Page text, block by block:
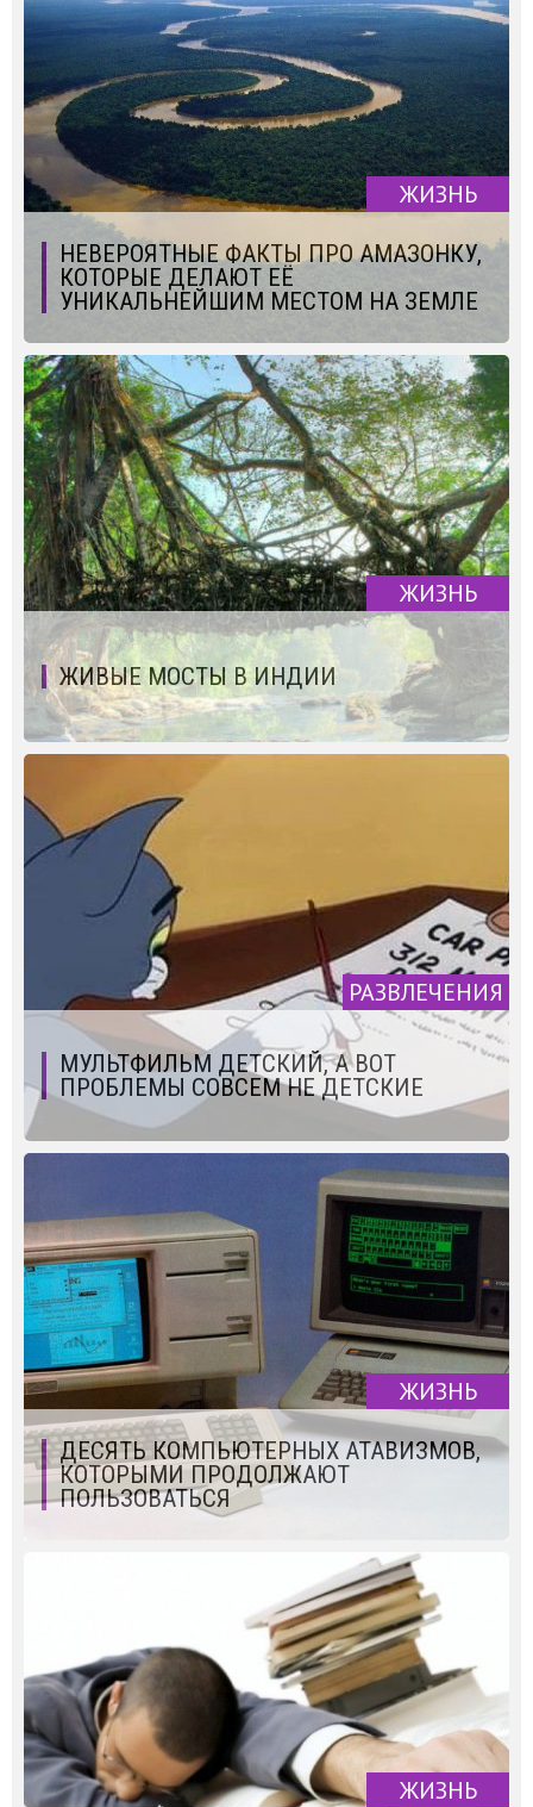
ЖИЗНЬ
НЕВЕРОЯТНЫЕ ФАКТЫ ПРО АМАЗОНКУ,
КОТОРЫЕ ДЕЛАЮТ ЕЁ
УНИКАЛЬНЕЙШИМ МЕСТОМ НА ЗЕМЛЕ
ЖИЗНЬ
ЖИВЫЕ МОСТЫ В ИНДИИ
РАЗВЛЕЧЕНИЯ
МУЛЬТФИЛЬМ ДЕТСКИЙ, А ВОТ
ПРОБЛЕМЫ СОВСЕМ НЕ ДЕТСКИЕ
ЖИЗНЬ
ДЕСЯТЬ КОМПЬЮТЕРНЫХ АТАВИЗМОВ,
КОТОРЫМИ ПРОДОЛЖАЮТ
ПОЛЬЗОВАТЬСЯ
ЖИЗНЬ